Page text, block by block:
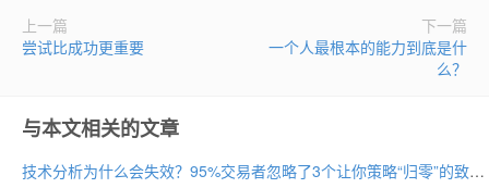
上一篇
尝试比成功更重要
下一篇
一个人最根本的能力到底是什
么？
与本文相关的文章
技术分析为什么会失效？95%交易者忽略了3个让你策略“归零”的致命情境